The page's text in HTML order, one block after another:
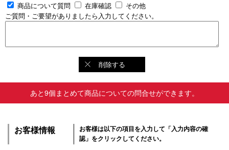
商品について質問 在庫確認
その他
ご質問・ご要望がありましたら入力してください。
削除する
あと9個まとめて商品についての問合せができます。
お客様情報
お客様は以下の項目を入力して「入力内容の確
認」をクリックしてください。